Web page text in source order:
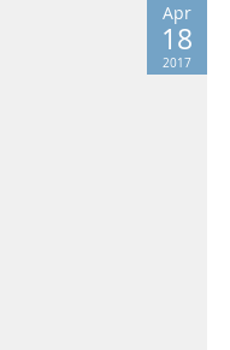
Apr
18
2017